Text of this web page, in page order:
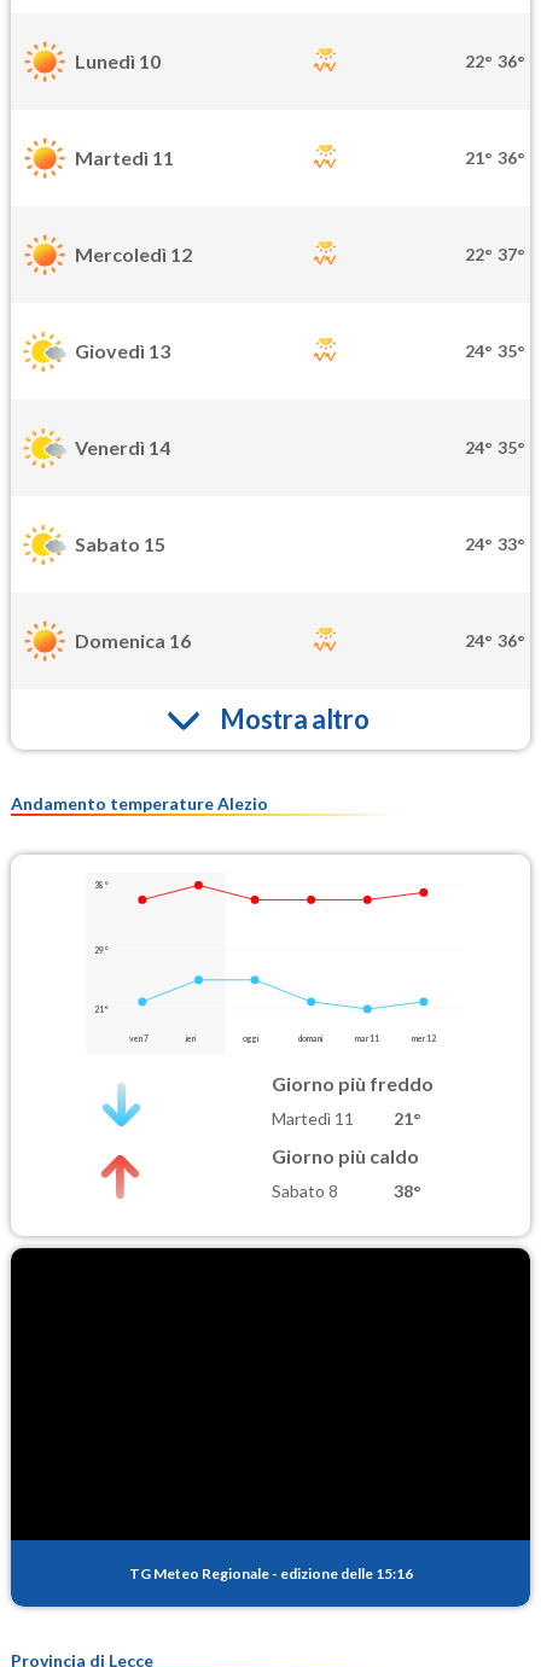
Lunedì 10 22° 36°
Martedì 11 21° 36°
Mercoledì 12 22° 37°
Giovedì 13 24° 35°
Venerdì 14 24° 35°
Sabato 15 24° 33°
Domenica 16 24° 36°
Mostra altro
Andamento temperature Alezio
38°
29°
21°
ven 7 ieri oggi domani mar 11 mer 12
Giorno più freddo
Martedì 11 21°
Giorno più caldo
Sabato 8 38°
TG Meteo Regionale - edizione delle 15:16
Provincia di Lecce